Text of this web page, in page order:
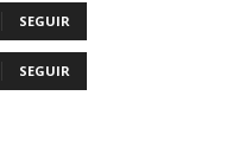
SEGUIR
SEGUIR